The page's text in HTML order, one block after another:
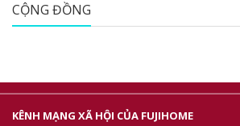
CỘNG ĐỒNG
KÊNH MẠNG XÃ HỘI CỦA FUJIHOME